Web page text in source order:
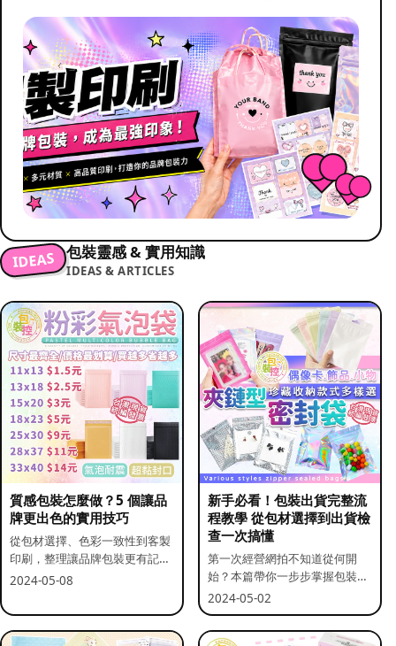
IDEAS 包裝靈感 & 實用知識
IDEAS & ARTICLES
質感包裝怎麼做？5 個讓品
牌更出色的實用技巧
從包材選擇、色彩一致性到客製
印刷，整理讓品牌包裝更有記憶
點的實用做法。
2024-05-08
新手必看！包裝出貨完整流
程教學 從包材選擇到出貨檢
查一次搞懂
第一次經營網拍不知道從何開
始？本篇帶你一步步掌握包裝流
程與出貨前檢查重點。
2024-05-02